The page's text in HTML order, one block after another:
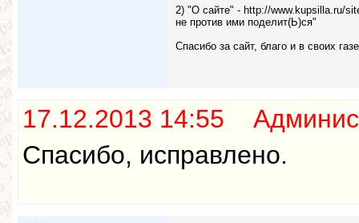
2) "О сайте" - http://www.kupsilla.ru/
не против ими поделит(Ь)ся"
Спасибо за сайт, благо и в своих
17.12.2013 14:55
Спасибо, исправлено.